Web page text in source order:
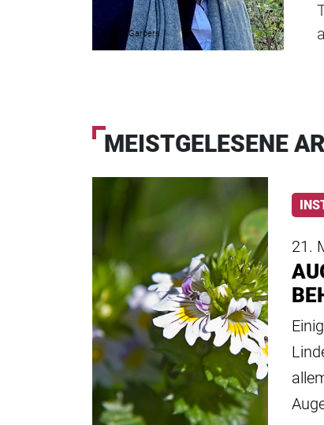
© Lutz Garbers
MEISTGELESENE
21.